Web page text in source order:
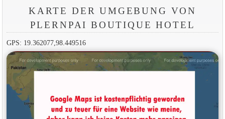
KARTE DER UMGEBUNG VON
PLERNPAI BOUTIQUE HOTEL
GPS: 19.362077,98.449516